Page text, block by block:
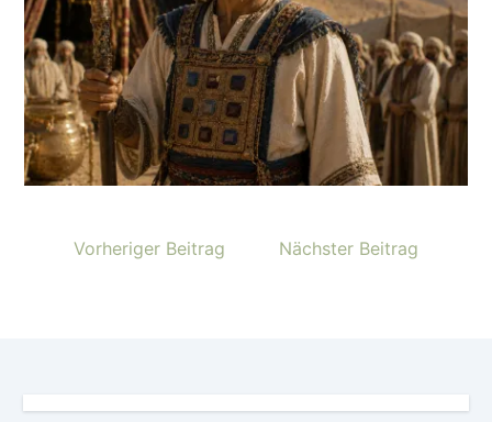
Vorheriger Beitrag Nächster Beitrag